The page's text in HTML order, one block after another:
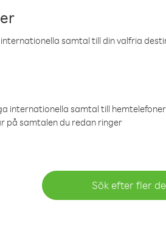
samtal till din valfria
internationella samtal till
på samtalen du redan ringer
Sök efter fler